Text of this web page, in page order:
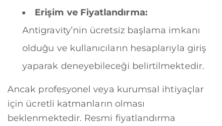
Erişim ve Fiyatlandırma:
Antigravity’nin ücretsiz başlama imkanı
olduğu ve kullanıcıların hesaplarıyla giriş
yaparak deneyebileceği belirtilmektedir.
Ancak profesyonel veya kurumsal ihtiyaçlar
için ücretli katmanların olması
beklenmektedir. Resmi fiyatlandırma